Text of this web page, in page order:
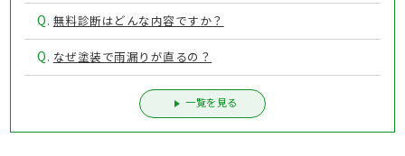
Q. 無料診断はどんな内容ですか？
Q. なぜ塗装で雨漏りが直るの？
一覧を見る